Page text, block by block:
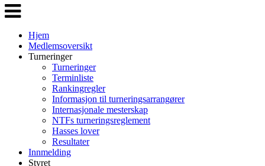
Veksle
navigasjon
Hjem
Medlemsoversikt
Turneringer
Turneringer
Terminliste
Rankingregler
Informasjon til turneringsarrangører
Internasjonale mesterskap
NTFs turneringsreglement
Hasses lover
Resultater
Innmelding
Styret